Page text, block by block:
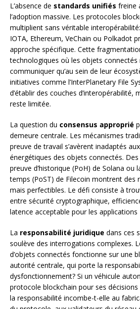
L’absence de standards unifiés freine
l’adoption massive. Les protocoles
multiplient sans véritable
IOTA, Ethereum, VeChain ou Polkadot
approche spécifique. Cette
technologiques où les objets connectés
communiquer qu’au sein de leur
initiatives comme l’InterPlanetary File
d’établir des couches d’interopérabilité,
reste limitée.
La question du consensus approprié
demeure centrale. Les mécanismes
preuve de travail s’avèrent inadaptés
énergétiques des objets connectés.
preuve d’historique (PoH) de Solana ou
temps (PoST) de Filecoin montrent des
mais perfectibles. Le défi consiste à
entre sécurité cryptographique,
latence acceptable pour les
La responsabilité juridique dans ces
soulève des interrogations complexes.
d’objets connectés fonctionne sur une
autorité centrale, qui porte la
dysfonctionnement? Si un véhicule
protocole blockchain pour ses
la responsabilité incombe-t-elle au